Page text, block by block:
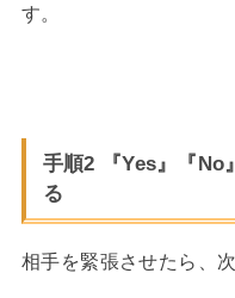
す。
手順2 『Yes』『No
る
相手を緊張させたら、